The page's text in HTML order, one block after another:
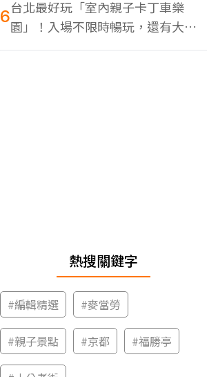
6台北最好玩「室內親子卡丁車樂
園」！入場不限時暢玩，還有大螢
幕Switch遊戲區
熱搜關鍵字
#編輯精選 #麥當勞
#親子景點 #京都 #福勝亭